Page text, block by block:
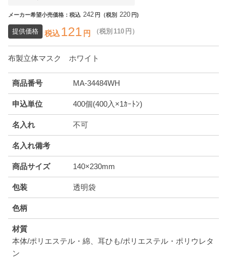
メーカー希望小売価格：税込 242 円（税別 220 円)
提供価格 税込 121 円 （税別 110 円）
布製立体マスク ホワイト
商品番号 MA-34484WH
申込単位 400個(400入×1ｶｰﾄﾝ)
名入れ 不可
名入れ備考
商品サイズ 140×230mm
包装 透明袋
色柄
材質
本体/ポリエステル・綿、耳ひも/ポリエステル・ポリウレタ
ン